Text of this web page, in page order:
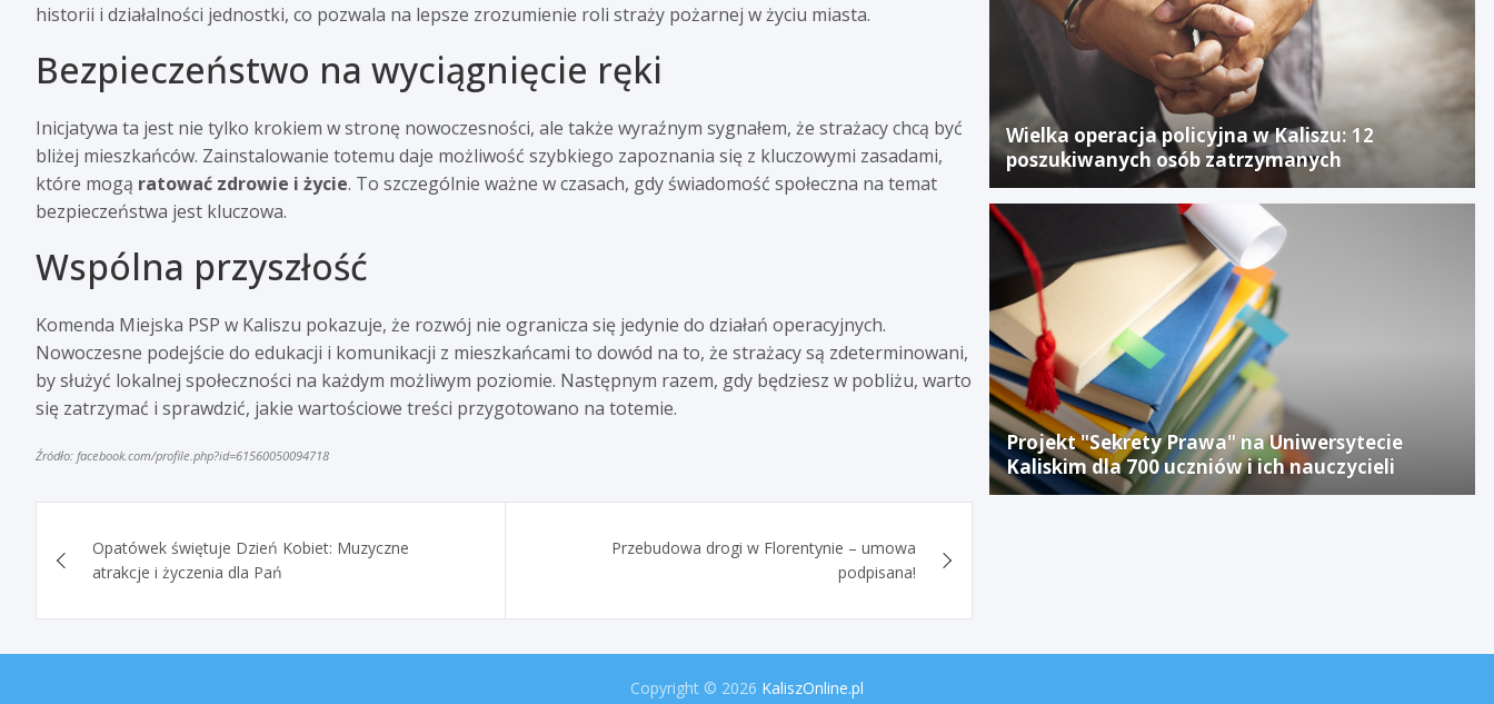
historii i działalności jednostki, co pozwala na lepsze zrozumienie roli straży pożarnej w życiu miasta.
Bezpieczeństwo na wyciągnięcie ręki
Inicjatywa ta jest nie tylko krokiem w stronę nowoczesności, ale także wyraźnym sygnałem, że strażacy chcą być
bliżej mieszkańców. Zainstalowanie totemu daje możliwość szybkiego zapoznania się z kluczowymi zasadami,
które mogą ratować zdrowie i życie. To szczególnie ważne w czasach, gdy świadomość społeczna na temat
bezpieczeństwa jest kluczowa.
Wspólna przyszłość
Komenda Miejska PSP w Kaliszu pokazuje, że rozwój nie ogranicza się jedynie do działań operacyjnych.
Nowoczesne podejście do edukacji i komunikacji z mieszkańcami to dowód na to, że strażacy są zdeterminowani,
by służyć lokalnej społeczności na każdym możliwym poziomie. Następnym razem, gdy będziesz w pobliżu, warto
się zatrzymać i sprawdzić, jakie wartościowe treści przygotowano na totemie.
Źródło: facebook.com/profile.php?id=61560050094718
wpisu
Opatówek świętuje Dzień Kobiet: Muzyczne
atrakcje i życzenia dla Pań
Przebudowa drogi w Florentynie – umowa
podpisana!
Wielka operacja policyjna w Kaliszu: 12
poszukiwanych osób zatrzymanych
Projekt "Sekrety Prawa" na Uniwersytecie
Kaliskim dla 700 uczniów i ich nauczycieli
Copyright © 2026 KaliszOnline.pl